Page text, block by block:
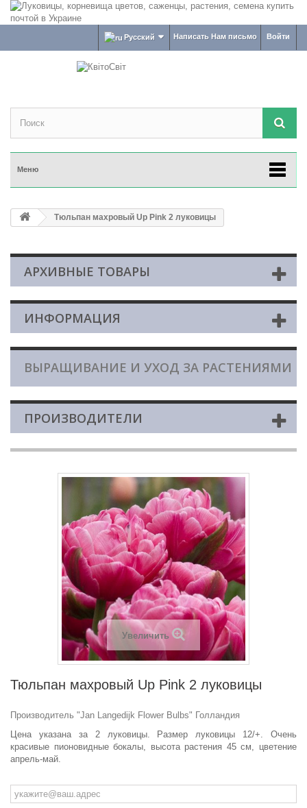
Войти
Написать Нам письмо
Русский
Меню
Тюльпан махровый Up Pink 2 луковицы
АРХИВНЫЕ ТОВАРЫ
ИНФОРМАЦИЯ
ВЫРАЩИВАНИЕ И УХОД ЗА РАСТЕНИЯМИ
ПРОИЗВОДИТЕЛИ
Увеличить
Тюльпан махровый Up Pink 2 луковицы
Производитель "Jan Langedijk Flower Bulbs" Голландия
Цена указана за 2 луковицы.
Размер луковицы 12/+. Очень
красивые пионовидные бокалы, высота растения 45 см, цветение
апрель-май.